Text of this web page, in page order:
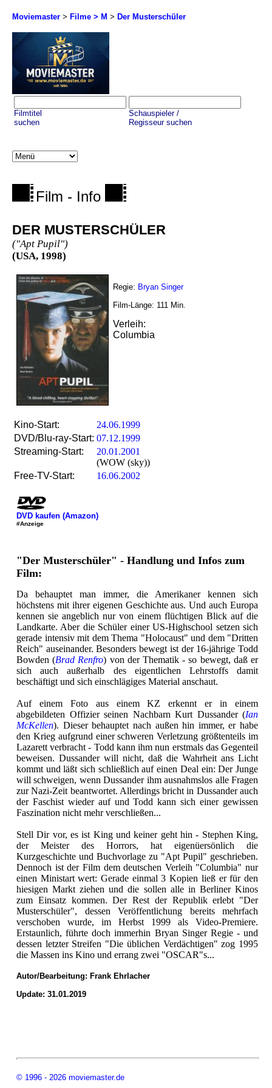
Moviemaster > Filme > M > Der Musterschüler
Filmtitel
suchen
Schauspieler /
Regisseur suchen
Film - Info
DER MUSTERSCHÜLER
("Apt Pupil")
(USA, 1998)
Regie: Bryan Singer
Film-Länge: 111 Min.
Verleih:
Columbia
Kino-Start:
24.06.1999
DVD/Blu-ray-Start: 07.12.1999
Streaming-Start:
20.01.2001
(WOW (sky))
Free-TV-Start:
16.06.2002
DVD kaufen (Amazon)
#Anzeige
"Der Musterschüler" - Handlung und Infos zum
Film:
Da behauptet man immer, die Amerikaner kennen sich
höchstens mit ihrer eigenen Geschichte aus. Und auch Europa
kennen sie angeblich nur von einem flüchtigen Blick auf die
Landkarte. Aber die Schüler einer US-Highschool setzen sich
gerade intensiv mit dem Thema "Holocaust" und dem "Dritten
Reich" auseinander. Besonders bewegt ist der 16-jährige Todd
Bowden (Brad Renfro) von der Thematik - so bewegt, daß er
sich auch außerhalb des eigentlichen Lehrstoffs damit
beschäftigt und sich einschlägiges Material anschaut.
Auf einem Foto aus einem KZ erkennt er in einem
abgebildeten Offizier seinen Nachbarn Kurt Dussander (Ian
McKellen). Dieser behauptet nach außen hin immer, er habe
den Krieg aufgrund einer schweren Verletzung größtenteils im
Lazarett verbracht - Todd kann ihm nun erstmals das Gegenteil
beweisen. Dussander will nicht, daß die Wahrheit ans Licht
kommt und läßt sich schließlich auf einen Deal ein: Der Junge
will schweigen, wenn Dussander ihm ausnahmslos alle Fragen
zur Nazi-Zeit beantwortet. Allerdings bricht in Dussander auch
der Faschist wieder auf und Todd kann sich einer gewissen
Faszination nicht mehr verschließen...
Stell Dir vor, es ist King und keiner geht hin - Stephen King,
der Meister des Horrors, hat eigenüersönlich die
Kurzgeschichte und Buchvorlage zu "Apt Pupil" geschrieben.
Dennoch ist der Film dem deutschen Verleih "Columbia" nur
einen Ministart wert: Gerade einmal 3 Kopien ließ er für den
hiesigen Markt ziehen und die sollen alle in Berliner Kinos
zum Einsatz kommen. Der Rest der Republik erlebt "Der
Musterschüler", dessen Veröffentlichung bereits mehrfach
verschoben wurde, im Herbst 1999 als Video-Premiere.
Erstaunlich, führte doch immerhin Bryan Singer Regie - und
dessen letzter Streifen "Die üblichen Verdächtigen" zog 1995
die Massen ins Kino und errang zwei "OSCAR"s...
Autor/Bearbeitung: Frank Ehrlacher
Update: 31.01.2019
© 1996 - 2026 moviemaster.de